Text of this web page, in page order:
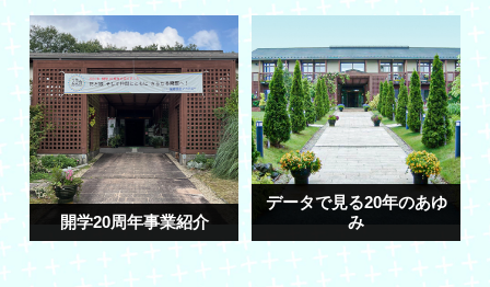
開学20周年事業紹介
データで見る20年のあゆ
み